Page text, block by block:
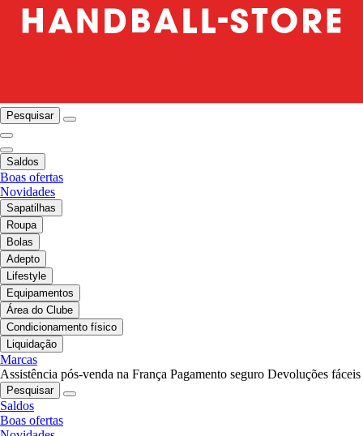
Pesquisar
Saldos
Boas ofertas
Novidades
Sapatilhas
Roupa
Bolas
Adepto
Lifestyle
Equipamentos
Área do Clube
Condicionamento físico
Liquidação
Marcas
Assistência pós-venda na França Pagamento seguro Devoluções fáceis
Pesquisar
Saldos
Boas ofertas